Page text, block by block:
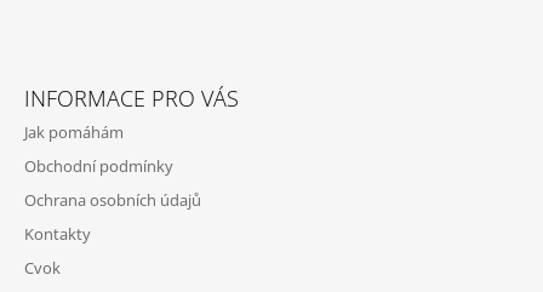
INFORMACE PRO VÁS
Jak pomáhám
Obchodní podmínky
Ochrana osobních údajů
Kontakty
Cvok